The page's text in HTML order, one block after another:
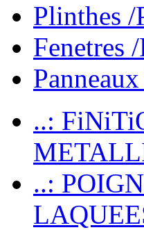
Plinthes
Fenetres
..:
..: